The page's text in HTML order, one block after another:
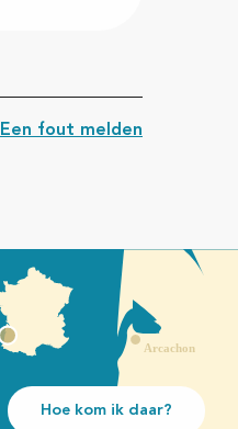
Een fout melden
Hoe kom ik daar?